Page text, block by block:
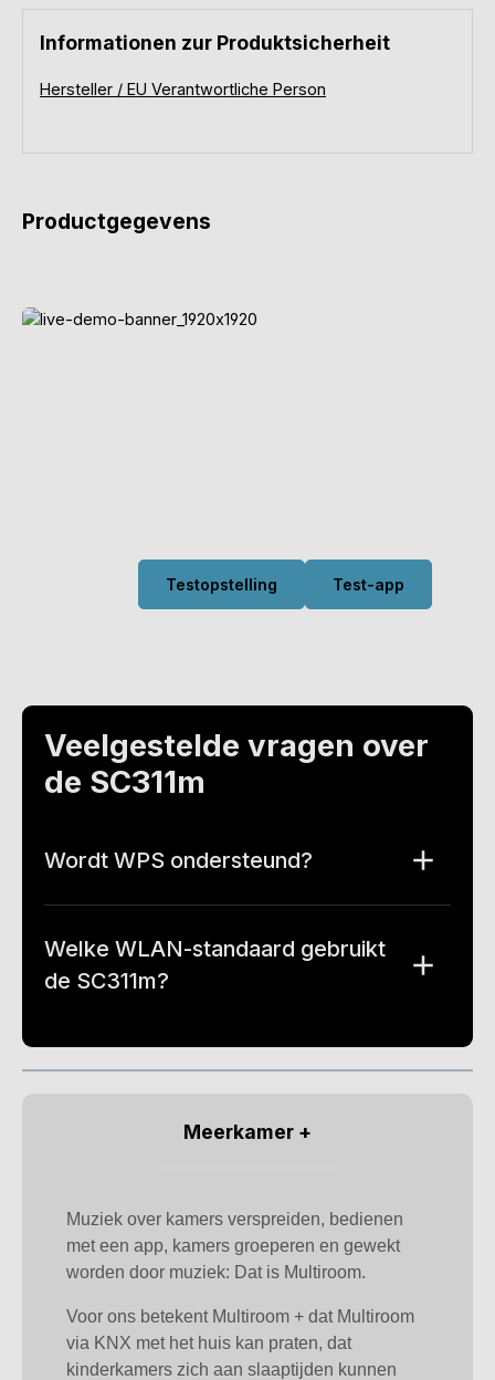
Informationen zur Produktsicherheit
Hersteller / EU Verantwortliche Person
Productgegevens
Testopstelling Test-app
Veelgestelde vragen over
de SC311m
Wordt WPS ondersteund?
Welke WLAN-standaard gebruikt
de SC311m?
Meerkamer +
Muziek over kamers verspreiden, bedienen
met een app, kamers groeperen en gewekt
worden door muziek: Dat is Multiroom.
Voor ons betekent Multiroom + dat Multiroom
via KNX met het huis kan praten, dat
kinderkamers zich aan slaaptijden kunnen